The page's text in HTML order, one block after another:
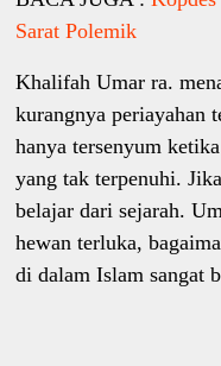
Sarat Polemik
Khalifah Umar ra.
kurangnya periayahan
hanya tersenyum
yang tak terpenuhi.
belajar dari sejarah.
hewan terluka,
di dalam Islam sangat